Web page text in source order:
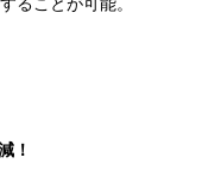
ることが可能。
！